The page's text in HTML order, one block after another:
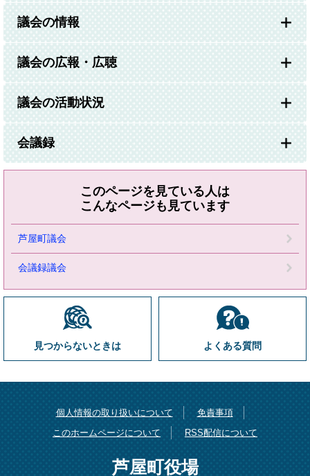
議会の情報
議会の広報・広聴
議会の活動状況
会議録
このページを見ている人は
こんなページも見ています
芦屋町議会
会議録議会
見つからないときは よくある質問
個人情報の取り扱いについて
免責事項
このホームページについて
RSS配信について
芦屋町役場